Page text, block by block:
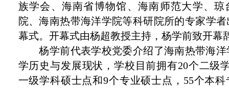
族学会、海南省博物馆、海南师范大学、琼
院、海南热带海洋学院等科研院所的专家学者
幕式。开幕式由杨超教授主持，杨学前致开幕
杨学前代表学校党委介绍了海南热带海洋
学历史与发展现状 ， 学校目前拥有20个二级
一级学科硕士点和9个专业硕士点，55个本科